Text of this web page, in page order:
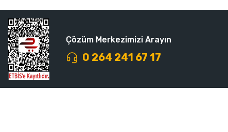
Çözüm Merkezimizi Arayın
0 264 241 67 17